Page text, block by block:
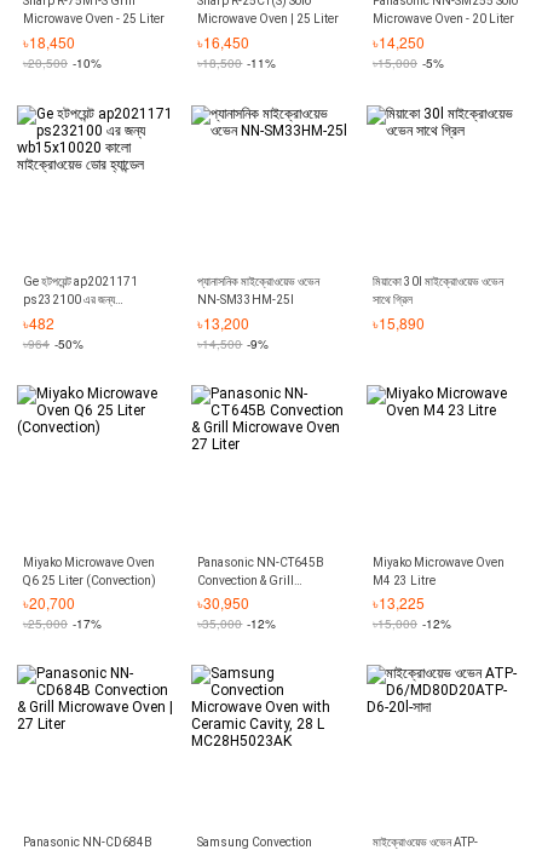
Microwave Oven - 25 Liter
৳18,450
৳20,500 -10%
Microwave Oven | 25 Liter
৳16,450
৳18,500 -11%
Microwave Oven - 20 Liter
৳14,250
৳15,000 -5%
Ge হটপয়েন্ট ap2021171
ps232100 এর জন্য
wb15x10020 কালো
৳482
৳964 -50%
প্যানাসনিক মাইক্রোওয়েভ ওভেন
NN-SM33HM-25l
৳13,200
৳14,500 -9%
মিয়াকো 30l মাইক্রোওয়েভ ওভেন
সাথে গ্রিল
৳15,890
Miyako Microwave Oven
Q6 25 Liter (Convection)
৳20,700
৳25,000 -17%
Panasonic NN-CT645B
Convection & Grill
৳30,950
৳35,000 -12%
Miyako Microwave Oven
M4 23 Litre
৳13,225
৳15,000 -12%
Panasonic NN-CD684B
Samsung Convection
মাইক্রোওয়েভ ওভেন ATP-